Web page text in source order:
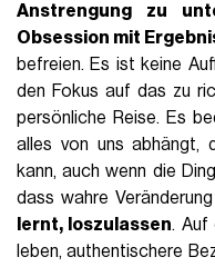
Anstrengung zu
Obsession mit
befreien. Es ist keine
den Fokus auf das zu
persönliche Reise. Es
alles von uns abhängt,
kann, auch wenn die
dass wahre
lernt, loszulassen. Auf
leben, authentischere